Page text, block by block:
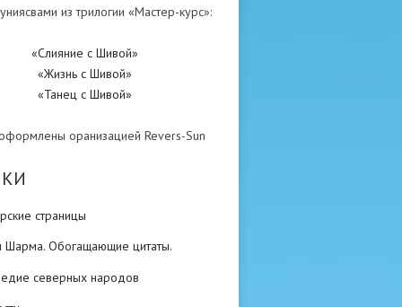
из трилогии «Мастер-курс»:
«Слияние с Шивой»
«Жизнь с Шивой»
«Танец с Шивой»
оранизацией Revers-Sun
страницы
Шарма. Обогащающие цитаты.
северных народов